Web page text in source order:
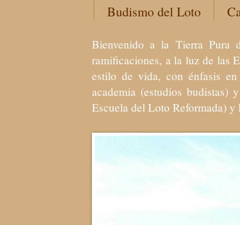
Budismo del Loto
Bienvenido a la Tierra
ramificaciones, a la luz de las
estilo de vida, con énfasis
academia (estudios budistas)
Escuela del Loto Reformada)